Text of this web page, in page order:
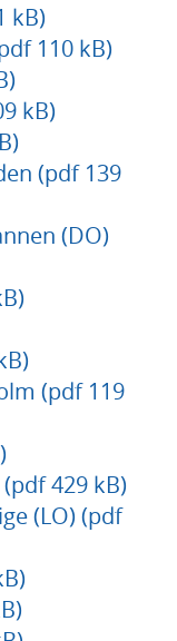
kB)
110 kB)
kB)
(pdf 139
(DO)
(pdf 119
429 kB)
(LO) (pdf